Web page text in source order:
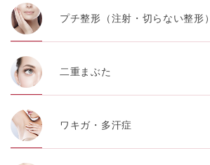
プチ整形（注射・切らない整形）
二重まぶた
ワキガ・多汗症